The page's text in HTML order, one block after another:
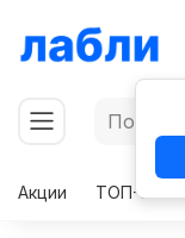
Акции
ТОП-50